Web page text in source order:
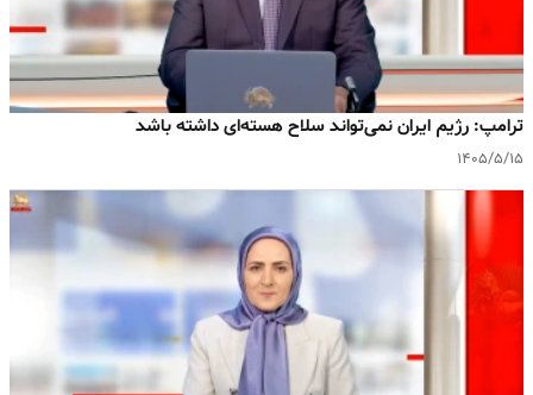
ترامپ: رژیم ایران نمی‌تواند سلاح هسته‌ای داشته باشد
۱۴۰۵/۵/۱۵